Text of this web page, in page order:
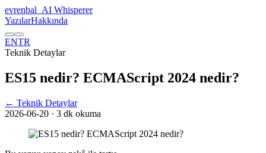
evrenbal AI Whisperer
YazılarHakkında
ENTR
Teknik Detaylar
ES15 nedir? ECMAScript 2024 nedir?
← Teknik Detaylar
2026-06-20 · 3 dk okuma